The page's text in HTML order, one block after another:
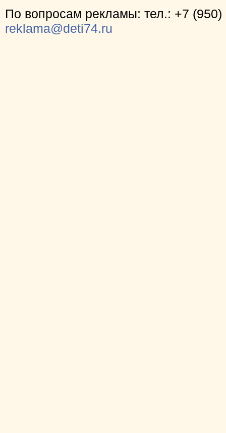
По вопросам рекламы: тел.: +7 (950)
reklama@deti74.ru